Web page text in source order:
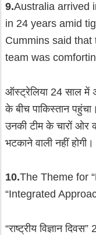
9.Australia arrived
in 24 years amid
Cummins said
team was
ऑस्ट्रेलिया 24 साल में
के बीच पाकिस्तान
उनकी टीम के चारों ओर
भटकाने वाली नहीं होगी।
10.The Theme for
“Integrated
“राष्ट्रीय विज्ञान